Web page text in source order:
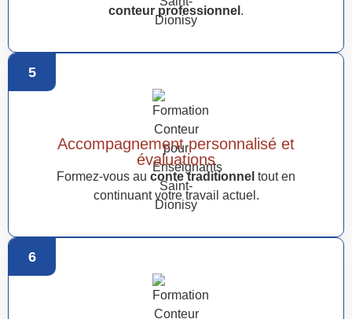
conteur professionnel .
5
Accompagnement personnalisé et
évaluations
Formez-vous au conte traditionnel tout en
continuant votre travail actuel.
6